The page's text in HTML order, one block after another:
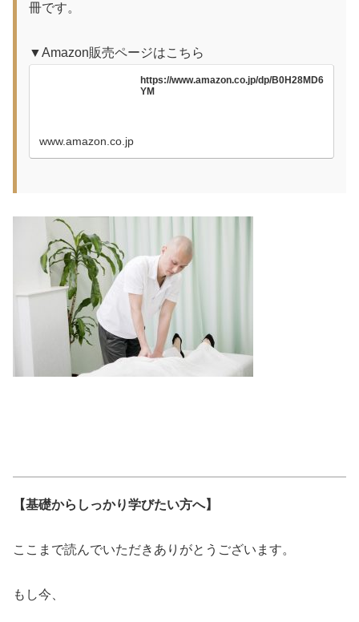
冊です。
▼Amazon販売ページはこちら
https://www.amazon.co.jp/dp/B0H28MD6
YM
www.amazon.co.jp
【基礎からしっかり学びたい方へ】
ここまで読んでいただきありがとうございます。
もし今、